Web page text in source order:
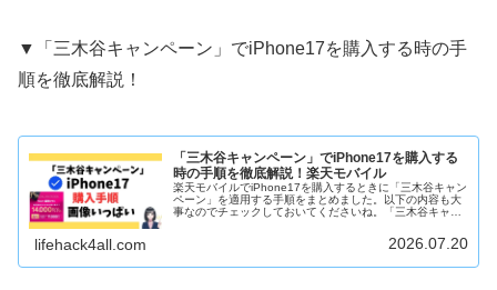
▼「三木谷キャンペーン」でiPhone17を購入する時の手
順を徹底解説！
「三木谷キャンペーン」でiPhone17を購入する
時の手順を徹底解説！楽天モバイル
楽天モバイルでiPhone17を購入するときに「三木谷キャン
ペーン」を適用する手順をまとめました。以下の内容も大
事なのでチェックしておいてくださいね。「三木谷キャン
lifehack4all.com 2026.07.20